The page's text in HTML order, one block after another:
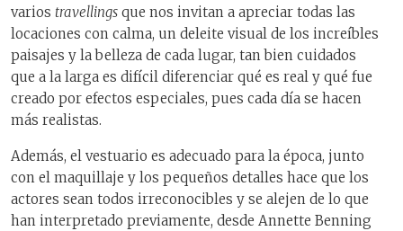
varios travellings que nos invitan a apreciar todas las
locaciones con calma, un deleite visual de los increíbles
paisajes y la belleza de cada lugar, tan bien cuidados
que a la larga es difícil diferenciar qué es real y qué fue
creado por efectos especiales, pues cada día se hacen
más realistas.
Además, el vestuario es adecuado para la época, junto
con el maquillaje y los pequeños detalles hace que los
actores sean todos irreconocibles y se alejen de lo que
han interpretado previamente, desde Annette Benning